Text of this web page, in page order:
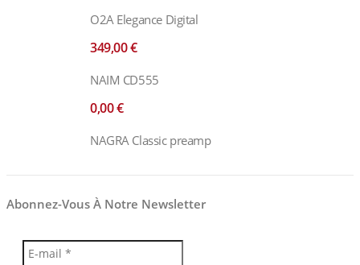
O2A Elegance Digital
349,00€
NAIM CD555
0,00€
NAGRA Classic preamp
Abonnez-Vous À Notre Newsletter